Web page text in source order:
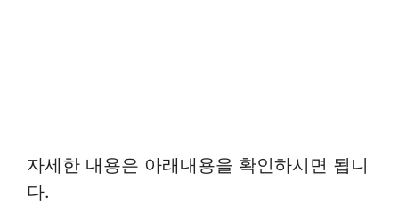
자세한 내용은 아래내용을 확인하시면 됩니
다.